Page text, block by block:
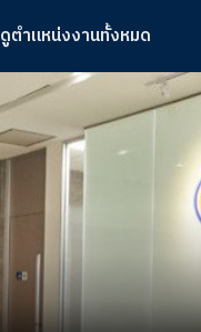
ดูตำแหน่งงานทั้งหมด